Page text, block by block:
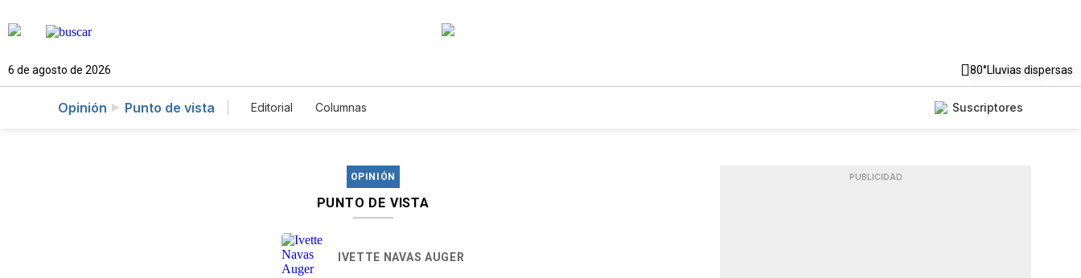
6 de agosto de 2026 80°Lluvias dispersas
Opinión Punto de vista Editorial Columnas Suscriptores
OPINIÓN
PUNTO DE VISTA
IVETTE NAVAS AUGER
PUBLICIDAD